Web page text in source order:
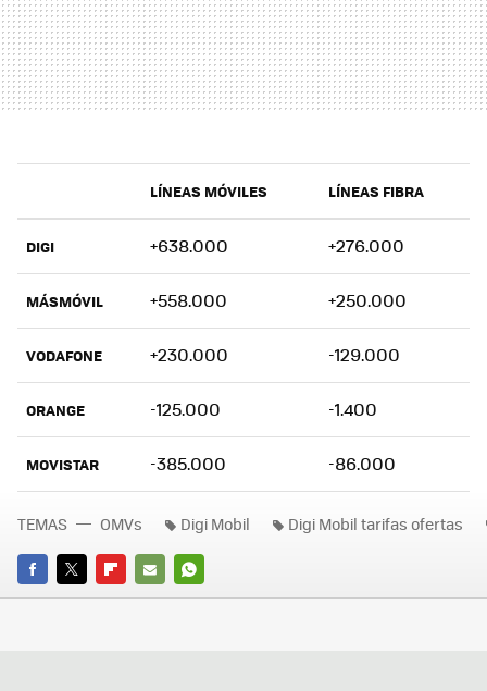
LÍNEAS MÓVILES LÍNEAS FIBRA
DIGI +638.000 +276.000
MÁSMÓVIL +558.000 +250.000
VODAFONE +230.000 -129.000
ORANGE -125.000 -1.400
MOVISTAR -385.000 -86.000
FACEBOOK
TWITTERFLIPBOARD
E-
WHATSAPP
TEMAS OMVs Digi Mobil Digi Mobil tarifas ofertas